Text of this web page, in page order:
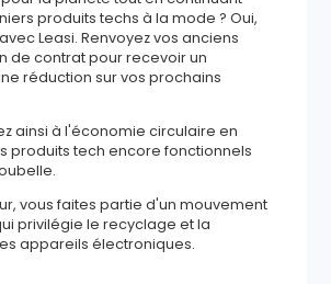
produits techs à la mode ? Oui,
Leasi. Renvoyez vos anciens
de contrat pour recevoir un
réduction sur vos prochains
ainsi à l'économie circulaire en
produits tech encore fonctionnels
vous faites partie d'un mouvement
privilégie le recyclage et la
appareils électroniques.